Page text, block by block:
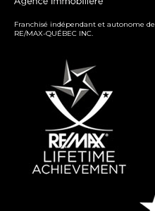
Franchisé indépendant et autonome de
RE/MAX-QUÉBEC INC.